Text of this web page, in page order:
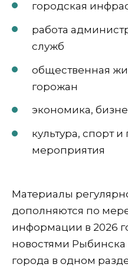
городская
работа
служб
общественная
горожан
экономика,
культура, спорт
мероприятия
Материалы
дополняются по
информации в 2026
новостями
города в одном